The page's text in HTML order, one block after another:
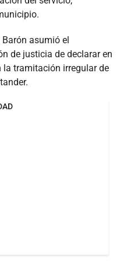
Barón asumió el
de justicia de declarar en
tramitación irregular de